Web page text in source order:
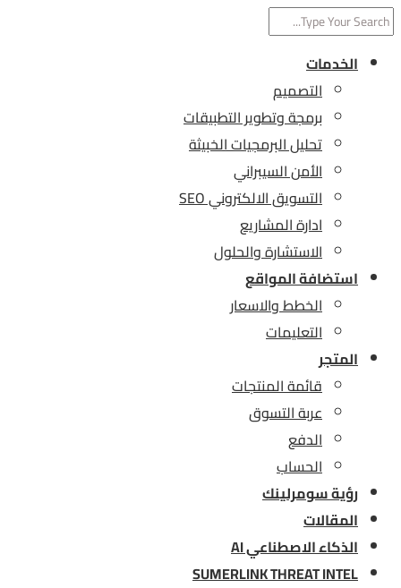
الخدمات
التصميم
برمجة وتطوير التطبيقات
تحليل البرمجيات الخبيثة
الأمن السيبراني
التسويق الالكتروني SEO
ادارة المشاريع
الاستشارة والحلول
استضافة المواقع
الخطط والاسعار
التعليمات
المتجر
قائمة المنتجات
عربة التسوق
الدفع
الحساب
رؤية سومرلينك
المقالات
الذكاء الاصطناعي AI
SUMERLINK THREAT INTEL